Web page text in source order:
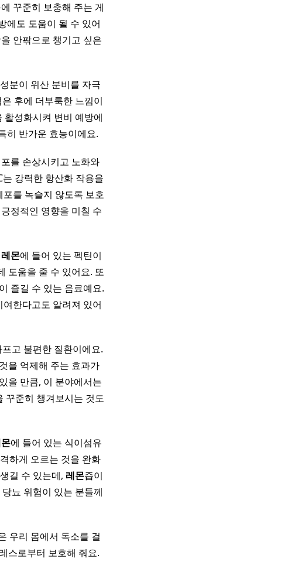
꾸준히 보충해 주는 게
에도 도움이 될 수 있어
안팎으로 챙기고 싶은
분이 위산 분비를 자극
후에 더부룩한 느낌이
성화시켜 변비 예방에
히 반가운 효능이에요.
를 손상시키고 노화와
강력한 항산화 작용을
를 녹슬지 않도록 보호
정적인 영향을 미칠 수
레몬에 들어 있는 펙틴이
도움을 줄 수 있어요. 또
즐길 수 있는 음료예요.
한다고도 알려져 있어
고 불편한 질환이에요.
을 억제해 주는 효과가
을 만큼, 이 분야에서는
꾸준히 챙겨보시는 것도
에 들어 있는 식이섬유
하게 오르는 것을 완화
길 수 있는데, 레몬즙이
뇨 위험이 있는 분들께
우리 몸에서 독소를 걸
스로부터 보호해 줘요.